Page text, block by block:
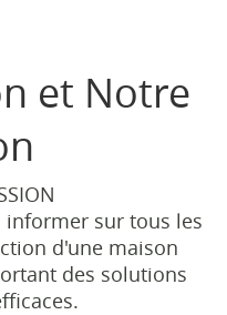
et Notre
sur tous les
d'une maison
des solutions